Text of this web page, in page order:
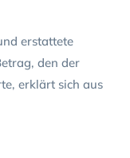
erstattete
den der
erklärt sich aus